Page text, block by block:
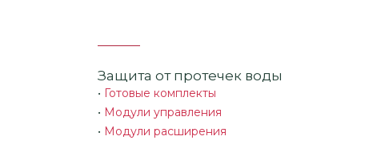
Защита от протечек воды
• Готовые комплекты
• Модули управления
• Модули расширения